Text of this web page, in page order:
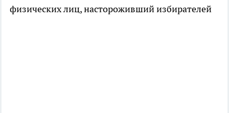
физических лиц, настороживший избирателей